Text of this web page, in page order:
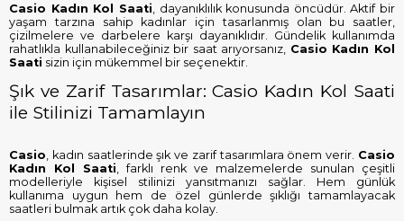
Casio Kadın Kol Saati , dayanıklılık konusunda öncüdür. Aktif bir
yaşam tarzına sahip kadınlar için tasarlanmış olan bu saatler,
çizilmelere ve darbelere karşı dayanıklıdır. Gündelik kullanımda
rahatlıkla kullanabileceğiniz bir saat arıyorsanız, Casio Kadın Kol
Saati sizin için mükemmel bir seçenektir.
Şık ve Zarif Tasarımlar: Casio Kadın Kol Saati
ile Stilinizi Tamamlayın
Casio, kadın saatlerinde şık ve zarif tasarımlara önem verir. Casio
Kadın Kol Saati, farklı renk ve malzemelerde sunulan çeşitli
modelleriyle kişisel stilinizi yansıtmanızı sağlar. Hem günlük
kullanıma uygun hem de özel günlerde şıklığı tamamlayacak
saatleri bulmak artık çok daha kolay.